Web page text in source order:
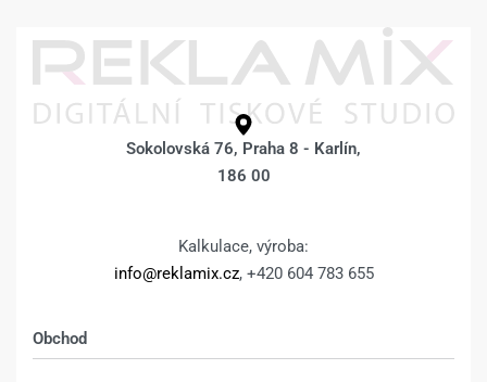
Sokolovská 76, Praha 8 - Karlín,
186 00
Kalkulace, výroba:
info@reklamix.cz, +420 604 783 655
Obchod